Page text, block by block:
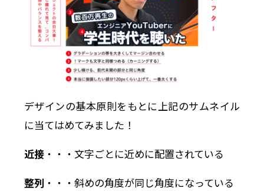
デザインの基本原則をもとに上記のサムネイル
に当てはめてみました！
近接・・・文字ごとに近めに配置されている
整列 ・・・斜めの角度が同じ角度になっている